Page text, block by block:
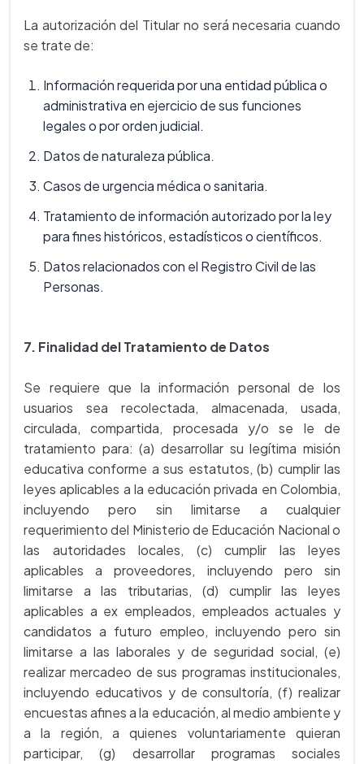
La autorización del Titular no será necesaria cuando
se trate de:
Información requerida por una entidad pública o
administrativa en ejercicio de sus funciones
legales o por orden judicial.
Datos de naturaleza pública.
Casos de urgencia médica o sanitaria.
Tratamiento de información autorizado por la ley
para fines históricos, estadísticos o científicos.
Datos relacionados con el Registro Civil de las
Personas.
7. Finalidad del Tratamiento de Datos
Se requiere que la información personal de los
usuarios sea recolectada, almacenada, usada,
circulada, compartida, procesada y/o se le de
tratamiento para: (a) desarrollar su legítima misión
educativa conforme a sus estatutos, (b) cumplir las
leyes aplicables a la educación privada en Colombia,
incluyendo pero sin limitarse a cualquier
requerimiento del Ministerio de Educación Nacional o
las autoridades locales, (c) cumplir las leyes
aplicables a proveedores, incluyendo pero sin
limitarse a las tributarias, (d) cumplir las leyes
aplicables a ex empleados, empleados actuales y
candidatos a futuro empleo, incluyendo pero sin
limitarse a las laborales y de seguridad social, (e)
realizar mercadeo de sus programas institucionales,
incluyendo educativos y de consultoría, (f) realizar
encuestas afines a la educación, al medio ambiente y
a la región, a quienes voluntariamente quieran
participar, (g) desarrollar programas sociales